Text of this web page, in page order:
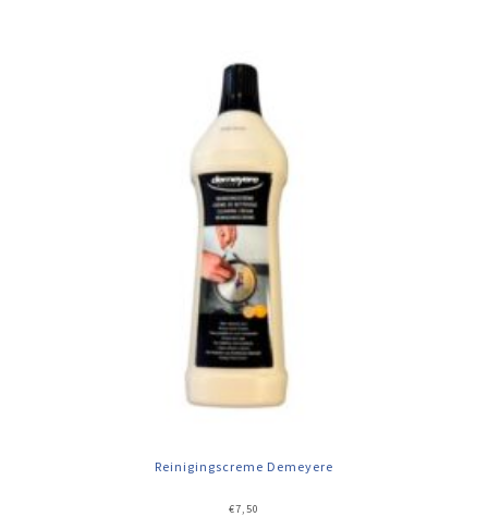
Reinigingscreme Demeyere
€7,50